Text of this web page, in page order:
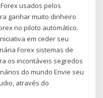
usados pelos
ganhar muito dinheiro
no piloto automático.
em ceder seu
Forex sistemas de
os incontáveis segredos
do mundo Envie seu
através do